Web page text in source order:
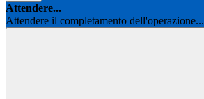
Attendere...
Attendere il completamento dell'operazione...